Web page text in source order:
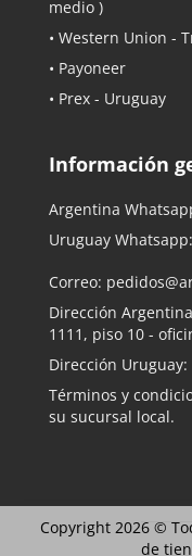
medio )
• Western Union -
• Payoneer
• Prex - Uruguay
Información
Argentina
Uruguay Whatsapp:
Correo:
Dirección
1111, piso 10 -
Dirección
Términos y
su sucursal local.
Copyright 2026 ©
de